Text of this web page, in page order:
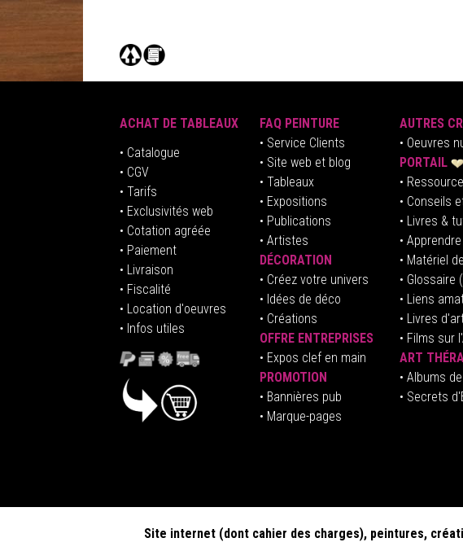
ACHAT DE TABLEAUX
• Catalogue
• CGV
• Tarifs
• Exclusivités web
• Cotation agréée
• Paiement
• Livraison
• Fiscalité
• Location d'oeuvres
• Infos utiles
FAQ PEINTURE
• Service Clients
• Site web et blog
• Tableaux
• Expositions
• Publications
• Artistes
DÉCORATION
• Créez votre univers
• Idées de déco
• Créations
OFFRE ENTREPRISES
• Expos clef en main
PROMOTION
• Bannières pub
• Marque-pages
AUTRES
• Oeuvres
PORTAIL
•
• Conseils
• Livres &
•
• Matériel
• Glossaire
• Liens
• Livres
• Films sur
ART
• Albums
• Secrets
Site internet (dont cahier des charges), peintures,